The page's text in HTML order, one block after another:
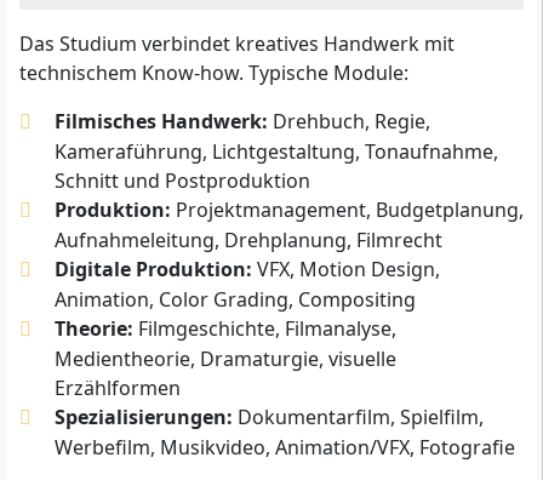
Das Studium verbindet kreatives Handwerk mit
technischem Know-how. Typische Module:
Filmisches Handwerk: Drehbuch, Regie,
Kameraführung, Lichtgestaltung, Tonaufnahme,
Schnitt und Postproduktion
Produktion: Projektmanagement, Budgetplanung,
Aufnahmeleitung, Drehplanung, Filmrecht
Digitale Produktion: VFX, Motion Design,
Animation, Color Grading, Compositing
Theorie: Filmgeschichte, Filmanalyse,
Medientheorie, Dramaturgie, visuelle
Erzählformen
Spezialisierungen: Dokumentarfilm, Spielfilm,
Werbefilm, Musikvideo, Animation/VFX, Fotografie